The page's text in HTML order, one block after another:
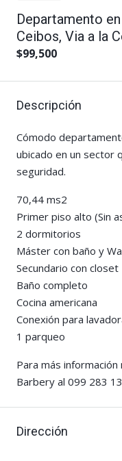
Departamento
Ceibos, Via a la
$99,500
Descripción
Cómodo
ubicado en un sector
seguridad.
70,44 ms2
Primer piso alto (Sin
2 dormitorios
Máster con baño y
Secundario con closet
Baño completo
Cocina americana
Conexión para
1 parqueo
Para más
Barbery al 099 283
Dirección